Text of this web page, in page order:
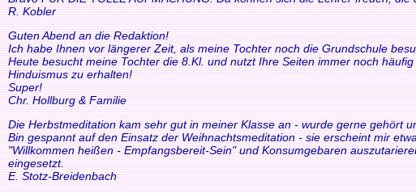
R. Kobler
Guten Abend an die Redaktion!
Ich habe Ihnen vor längerer Zeit, als meine Tochter noch die Grundschule
Heute besucht meine Tochter die 8.Kl. und nutzt Ihre Seiten immer noch
Hinduismus zu erhalten!
Super!
Chr. Hollburg & Familie
Die Herbstmeditation kam sehr gut in meiner Klasse an - wurde gerne gehört
Bin gespannt auf den Einsatz der Weihnachtsmeditation - sie erscheint mir
"Willkommen heißen - Empfangsbereit-Sein" und Konsumgebaren
eingesetzt.
E. Stotz-Breidenbach